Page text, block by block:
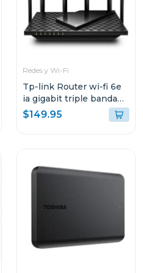
Redes y Wi-Fi
Tp-link Router wi-fi 6e
ia gigabit triple banda
axe5400
$149.95